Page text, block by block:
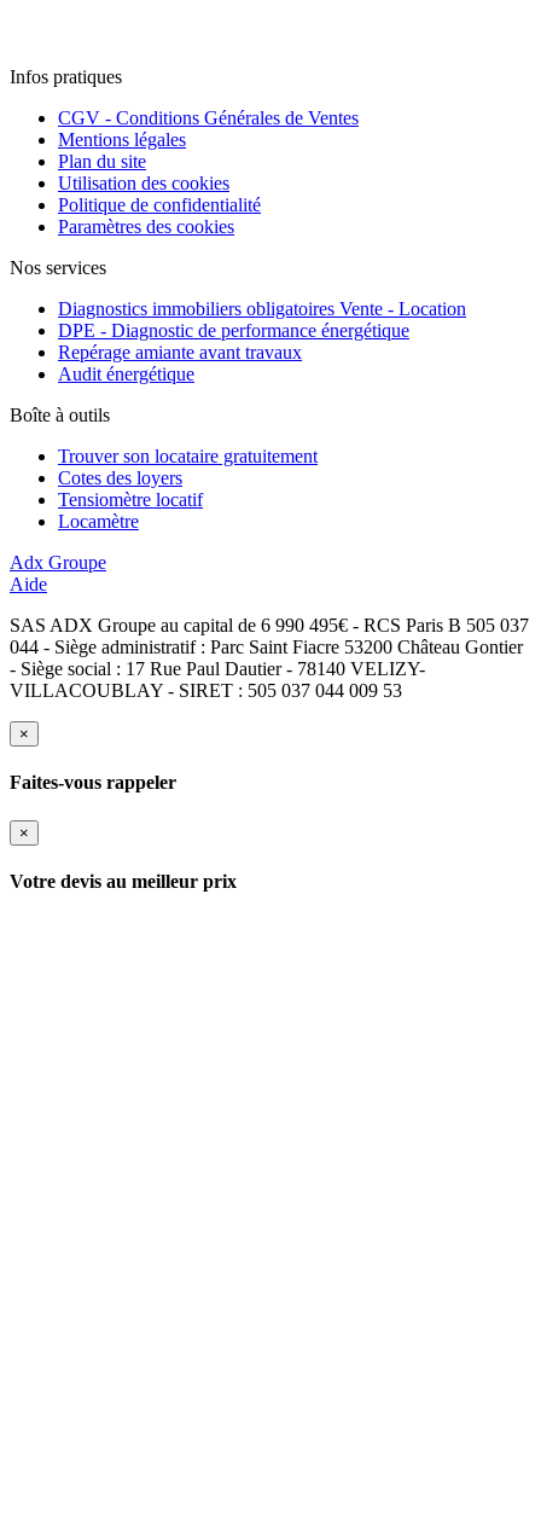
Infos pratiques
CGV - Conditions Générales de Ventes
Mentions légales
Plan du site
Utilisation des cookies
Politique de confidentialité
Paramètres des cookies
Nos services
Diagnostics immobiliers obligatoires Vente - Location
DPE - Diagnostic de performance énergétique
Repérage amiante avant travaux
Audit énergétique
Boîte à outils
Trouver son locataire gratuitement
Cotes des loyers
Tensiomètre locatif
Locamètre
Adx Groupe
Aide
SAS ADX Groupe au capital de 6 990 495€ - RCS Paris B 505 037
044 - Siège administratif : Parc Saint Fiacre 53200 Château Gontier
- Siège social : 17 Rue Paul Dautier - 78140 VELIZY-
VILLACOUBLAY - SIRET : 505 037 044 009 53
×
Faites-vous rappeler
×
Votre devis au meilleur prix